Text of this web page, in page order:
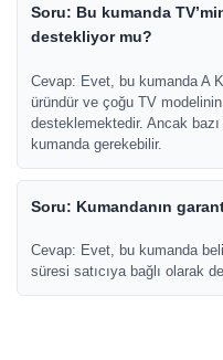
Soru: Bu kumanda
destekliyor mu?
Cevap: Evet, bu kumanda A
üründür ve çoğu TV
desteklemektedir. Ancak
kumanda gerekebilir.
Soru: Kumandanın
Cevap: Evet, bu kumanda
süresi satıcıya bağlı olarak